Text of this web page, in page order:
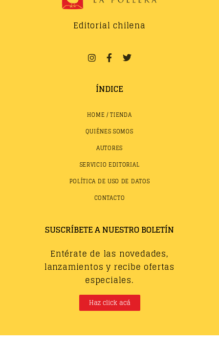
Editorial chilena
ÍNDICE
HOME / TIENDA
QUIÉNES SOMOS
AUTORES
SERVICIO EDITORIAL
POLÍTICA DE USO DE DATOS
CONTACTO
SUSCRÍBETE A NUESTRO BOLETÍN
Entérate de las novedades,
lanzamientos y recibe ofertas
especiales.
Haz click acá